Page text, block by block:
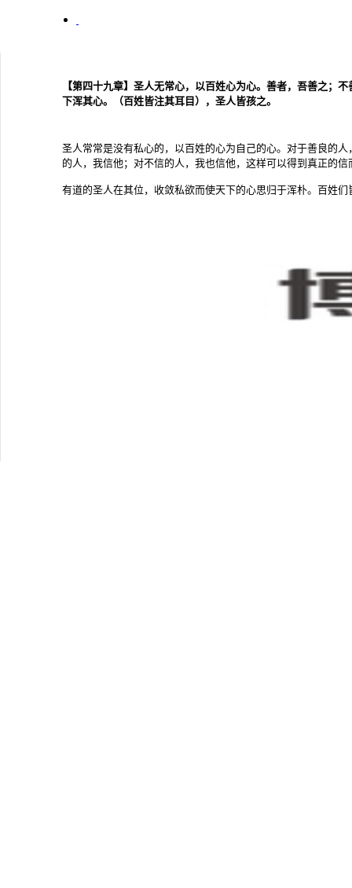
【第四十九章】圣人无常心，以百姓心为心。善者，吾善之；
下浑其心。（百姓皆注其耳目），圣人皆孩之。
圣人常常是没有私心的，以百姓的心为自己的心。对于善良的
的人，我信他；对不信的人，我也信他，这样可以得到真正的信
有道的圣人在其位，收敛私欲而使天下的心思归于浑朴。百姓